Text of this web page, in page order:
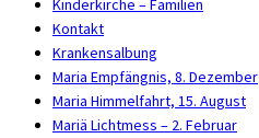
Kinderkirche – Familien
Kontakt
Krankensalbung
Maria Empfängnis, 8. Dezember
Maria Himmelfahrt, 15. August
Mariä Lichtmess – 2. Februar